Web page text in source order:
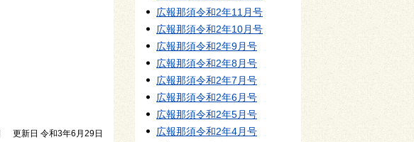
更新日 令和3年6月29日
広報那須令和2年11月号
広報那須令和2年10月号
広報那須令和2年9月号
広報那須令和2年8月号
広報那須令和2年7月号
広報那須令和2年6月号
広報那須令和2年5月号
広報那須令和2年4月号